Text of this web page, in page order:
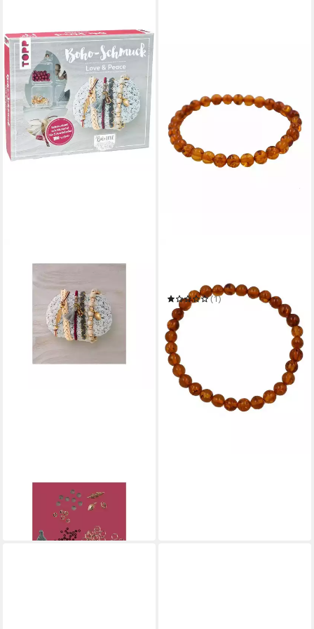
Schmuckset Boho-
Schmuckset Love & Peace
in 3-4 Werktagen bei dir
Armschmuck Armkette
Bernstein(1)
22,25 €
-11%
in 4-5 Werktagen bei dir